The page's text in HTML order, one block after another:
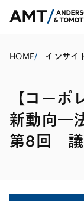
HOME/ インサイ
【コー
新動向―
第8回